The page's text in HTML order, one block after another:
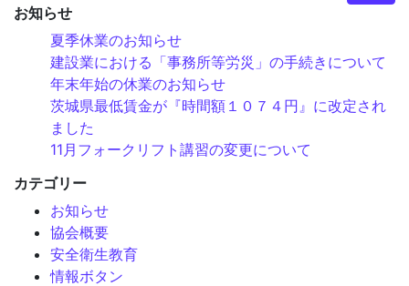
お知らせ
夏季休業のお知らせ
建設業における「事務所等労災」の手続きについて
年末年始の休業のお知らせ
茨城県最低賃金が『時間額１０７４円』に改定され
ました
11月フォークリフト講習の変更について
カテゴリー
お知らせ
協会概要
安全衛生教育
情報ボタン